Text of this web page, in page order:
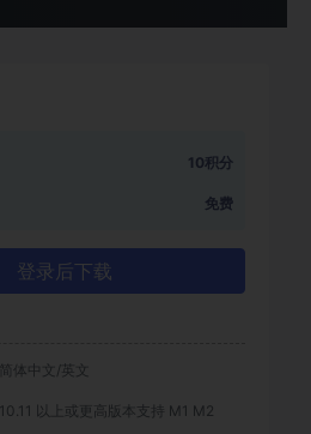
10积分
免费
登录后下载
简体中文/英文
10.11 以上或更高版本支持 M1 M2